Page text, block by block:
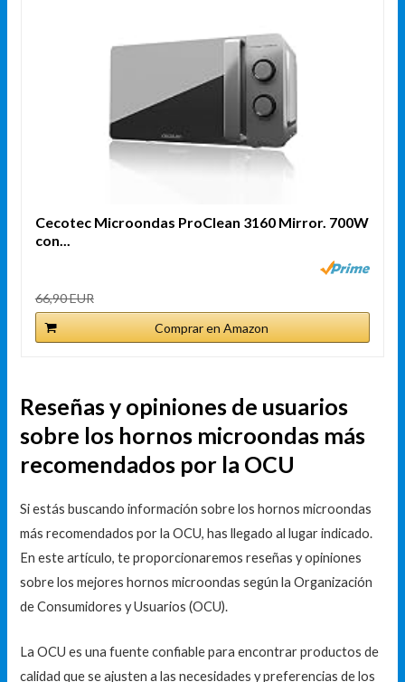
Cecotec Microondas ProClean 3160 Mirror. 700W
con...
66,90 EUR
Comprar en Amazon
Reseñas y opiniones de usuarios
sobre los hornos microondas más
recomendados por la OCU
Si estás buscando información sobre los hornos microondas
más recomendados por la OCU, has llegado al lugar indicado.
En este artículo, te proporcionaremos reseñas y opiniones
sobre los mejores hornos microondas según la Organización
de Consumidores y Usuarios (OCU).
La OCU es una fuente confiable para encontrar productos de
calidad que se ajusten a las necesidades y preferencias de los